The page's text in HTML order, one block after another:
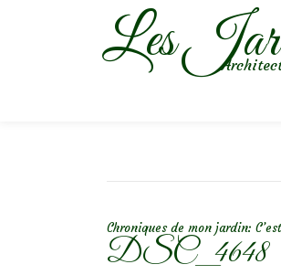
Les
Chroniques de mon jardin:
DSC_4648